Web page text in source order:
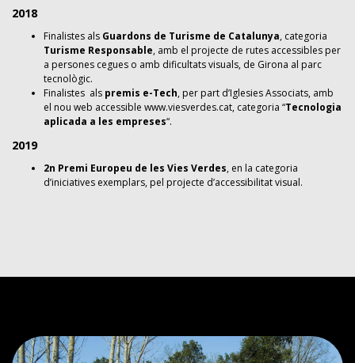
2018
Finalistes als Guardons de Turisme de Catalunya, categoria
Turisme Responsable, amb el projecte de rutes accessibles per
a persones cegues o amb dificultats visuals, de Girona al parc
tecnològic.
Finalistes als premis e-Tech, per part d’Iglesies Associats, amb
el nou web accessible www.viesverdes.cat, categoria “Tecnologia
aplicada a les empreses“.
2019
2n Premi Europeu de les Vies Verdes, en la categoria
d’iniciatives exemplars, pel projecte d’accessibilitat visual.